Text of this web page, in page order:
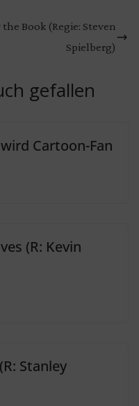
Book (Regie: Steven
Spielberg)
gefallen
Cartoon-Fan
(R: Kevin
Stanley